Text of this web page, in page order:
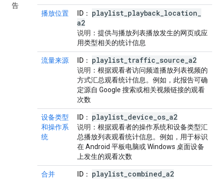
告
播放位置 ID ： playlist playback location
a2
说明 ：提供与播放列表播放发生的网页或应
用类型相关的统计信息
流量来源 ID ： playlist traffic source a2
说明 ：根据观看者访问频道播放列表视频的
方式汇总观看统计信息。例如，此报告可确
定源自 Google 搜索或相关视频链接的观看
次数
设备类型
和操作系
统
ID ： playlist device os a2
说明 ：根据观看者的操作系统和设备类型汇
总播放列表观看统计信息。例如，用于标识
在 Android 平板电脑或 Windows 桌面设备
上发生的观看次数
合并 ID ： playlist combined a2